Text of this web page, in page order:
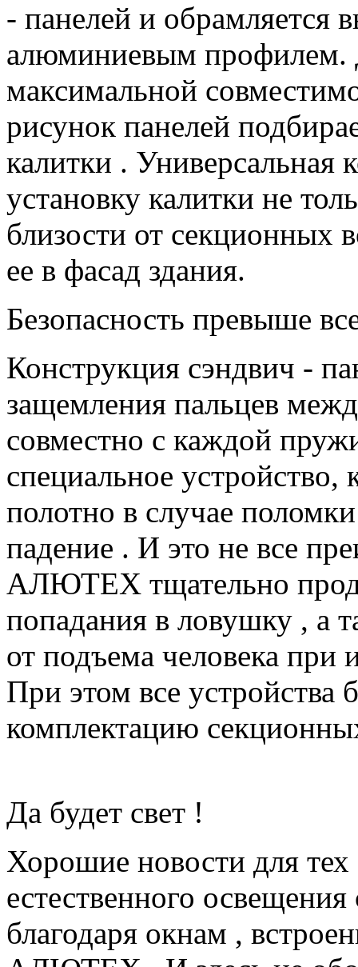
- панелей и обрамляется
алюминиевым профилем.
максимальной
рисунок панелей
калитки . Универсальная
установку калитки не
близости от секционных
ее в фасад здания.
Безопасность превыше
Конструкция сэндвич -
защемления пальцев
совместно с каждой
специальное устройство,
полотно в случае
падение . И это не все
АЛЮТЕХ тщательно
попадания в ловушку , а
от подъема человека при
При этом все устройства
комплектацию
Да будет свет !
Хорошие новости для тех
естественного
благодаря окнам ,